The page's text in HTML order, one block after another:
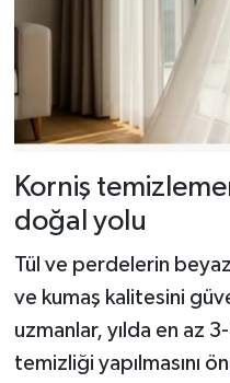
Korniş
doğal yolu
Tül ve perdelerin
ve kumaş kalitesini
uzmanlar, yılda en az
temizliği yapılmasını